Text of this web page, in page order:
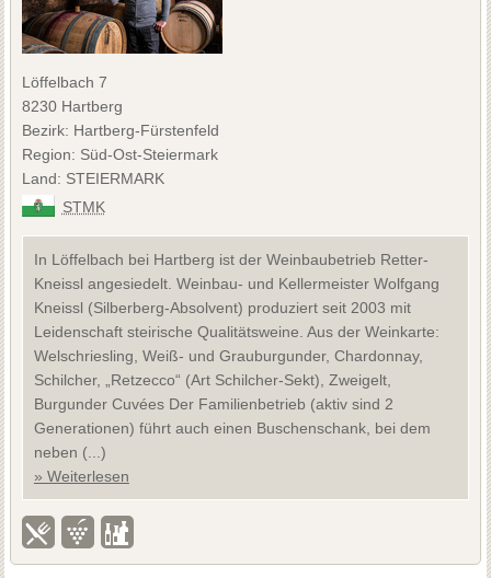
Löffelbach 7
8230 Hartberg
Bezirk: Hartberg-Fürstenfeld
Region: Süd-Ost-Steiermark
Land: STEIERMARK
STMK
In Löffelbach bei Hartberg ist der Weinbaubetrieb Retter-
Kneissl angesiedelt. Weinbau- und Kellermeister Wolfgang
Kneissl (Silberberg-Absolvent) produziert seit 2003 mit
Leidenschaft steirische Qualitätsweine. Aus der Weinkarte:
Welschriesling, Weiß- und Grauburgunder, Chardonnay,
Schilcher, „Retzecco“ (Art Schilcher-Sekt), Zweigelt,
Burgunder Cuvées Der Familienbetrieb (aktiv sind 2
Generationen) führt auch einen Buschenschank, bei dem
neben (...)
» Weiterlesen